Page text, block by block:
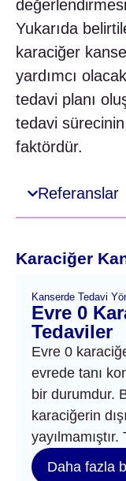
Yukarıda
karaciğer
yardımcı
tedavi planı
tedavi
faktördür.
Referanslar
Karaciğer
Kanserde Tedavi
Evre 0
Tedaviler
Evre 0
evrede tanı
bir durumdur.
karaciğerin
Daha fazla